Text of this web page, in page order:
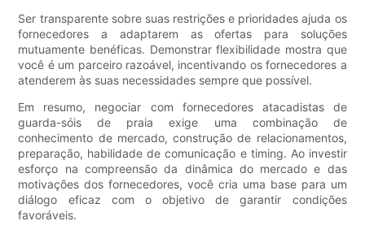
Ser transparente sobre suas restrições e prioridades ajuda os
fornecedores a adaptarem as ofertas para soluções
mutuamente benéficas. Demonstrar flexibilidade mostra que
você é um parceiro razoável, incentivando os fornecedores a
atenderem às suas necessidades sempre que possível.
Em resumo, negociar com fornecedores atacadistas de
guarda-sóis de praia exige uma combinação de
conhecimento de mercado, construção de relacionamentos,
preparação, habilidade de comunicação e timing. Ao investir
esforço na compreensão da dinâmica do mercado e das
motivações dos fornecedores, você cria uma base para um
diálogo eficaz com o objetivo de garantir condições
favoráveis.